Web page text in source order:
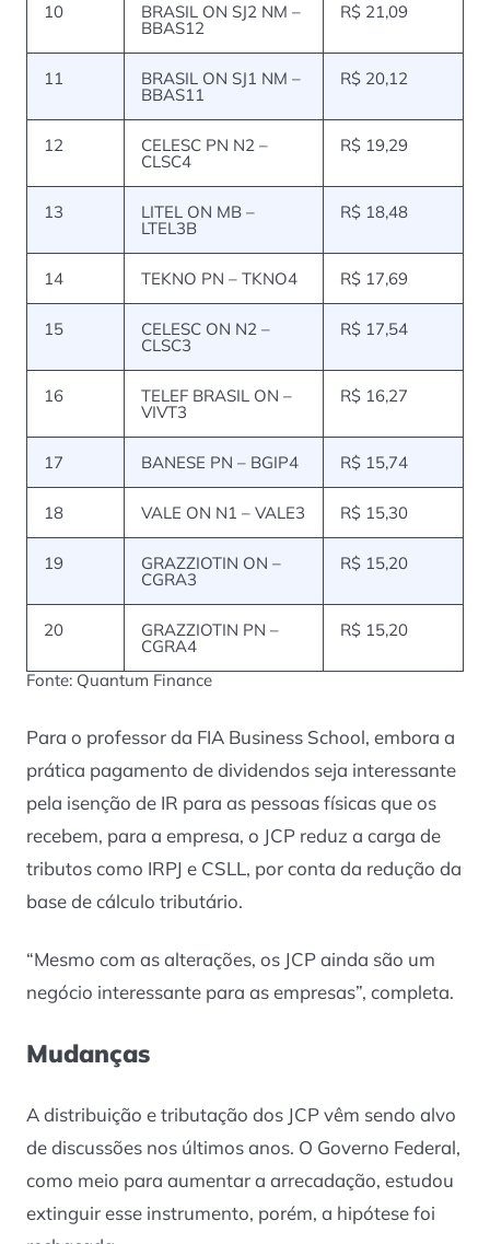
10 BRASIL ON SJ2 NM –
BBAS12
R$ 21,09
11 BRASIL ON SJ1 NM –
BBAS11
R$ 20,12
12 CELESC PN N2 –
CLSC4
R$ 19,29
13 LITEL ON MB –
LTEL3B
R$ 18,48
14 TEKNO PN – TKNO4 R$ 17,69
15 CELESC ON N2 –
CLSC3
R$ 17,54
16 TELEF BRASIL ON –
VIVT3
R$ 16,27
17 BANESE PN – BGIP4 R$ 15,74
18 VALE ON N1 – VALE3 R$ 15,30
19 GRAZZIOTIN ON –
CGRA3
R$ 15,20
20 GRAZZIOTIN PN –
CGRA4
R$ 15,20
Fonte: Quantum Finance
Para o professor da FIA Business School, embora a
prática pagamento de dividendos seja interessante
pela isenção de IR para as pessoas físicas que os
recebem, para a empresa, o JCP reduz a carga de
tributos como IRPJ e CSLL, por conta da redução da
base de cálculo tributário.
“Mesmo com as alterações, os JCP ainda são um
negócio interessante para as empresas”, completa.
Mudanças
A distribuição e tributação dos JCP vêm sendo alvo
de discussões nos últimos anos. O Governo Federal,
como meio para aumentar a arrecadação, estudou
extinguir esse instrumento, porém, a hipótese foi